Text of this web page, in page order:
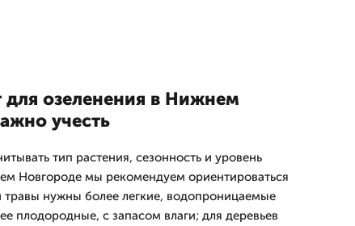
для озеленения в Нижнем
учесть
тип растения, сезонность и уровень
Новгороде мы рекомендуем ориентироваться
травы нужны более легкие, водопроницаемые
плодородные, с запасом влаги; для деревьев